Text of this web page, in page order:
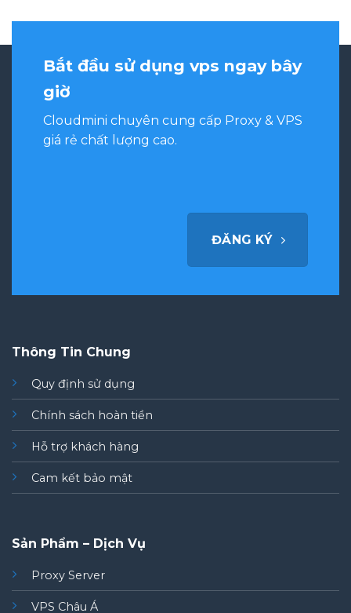
Bắt đầu sử dụng vps ngay bây
giờ
Cloudmini chuyên cung cấp Proxy & VPS
giá rẻ chất lượng cao.
ĐĂNG KÝ
Thông Tin Chung
Quy định sử dụng
Chính sách hoàn tiền
Hỗ trợ khách hàng
Cam kết bảo mật
Sản Phẩm – Dịch Vụ
Proxy Server
VPS Châu Á